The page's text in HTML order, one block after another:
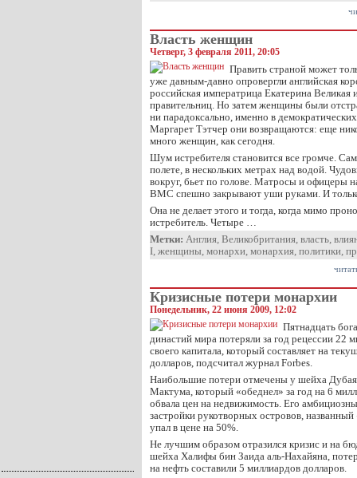
Власть женщин
Четверг, 3 февраля 2011, 20:05
Править страной может
уже давным-давно опровергли английская
российская императрица Екатерина Великая
правительниц. Но затем женщины были
ни парадоксально, именно в
Маргарет Тэтчер они возвращаются: еще
много женщин, как сегодня.
Шум истребителя становится все громче.
полете, в нескольких метрах над водой.
вокруг, бьет по голове. Матросы и офицеры
ВМС спешно закрывают уши руками. И
Она не делает этого и тогда, когда мимо
истребитель. Четыре …
Метки: Англия, Великобритания, власть,
І, женщины, монархи, монархия, политики,
Кризисные потери монархии
Понедельник, 22 июня 2009, 12:02
Пятнадцать
династий мира потеряли за год рецессии 22
своего капитала, который составляет на
долларов, подсчитал журнал Forbes.
Наибольшие потери отмечены у шейха
Мактума, который «обеднел» за год на 6
обвала цен на недвижимость. Его
застройки рукотворных островов,
упал в цене на 50%.
Не лучшим образом отразился кризис и на
шейха Халифы бин Заида аль-Нахайяна,
на нефть составили 5 миллиардов долларов.